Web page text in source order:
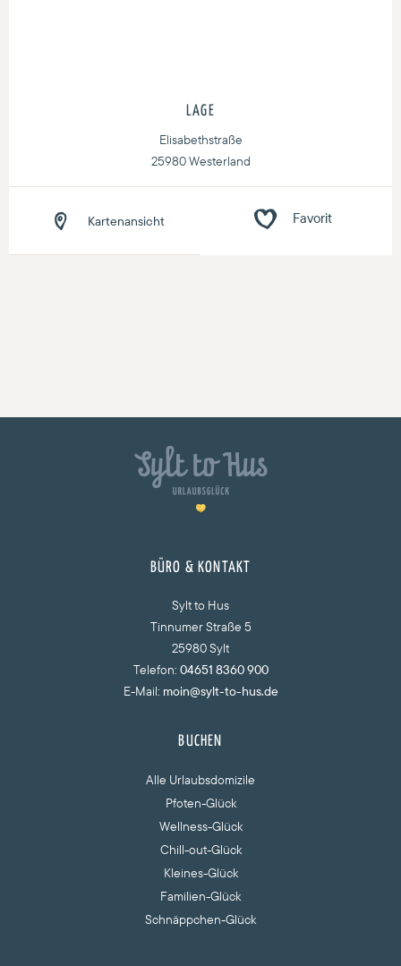
LAGE
Elisabethstraße
25980 Westerland
Kartenansicht
BÜRO & KONTAKT
Sylt to Hus
Tinnumer Straße 5
25980 Sylt
Telefon: 04651 8360 900
E-Mail: moin@sylt-to-hus.de
BUCHEN
Alle Urlaubsdomizile
Pfoten-Glück
Wellness-Glück
Chill-out-Glück
Kleines-Glück
Familien-Glück
Schnäppchen-Glück